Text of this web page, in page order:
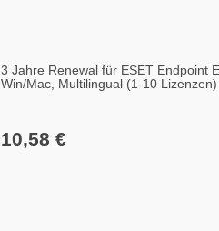
3 Jahre Renewal für ESET Endpoint
Win/Mac, Multilingual (1-10 Lizenzen)
10,58 €